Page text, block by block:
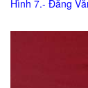
Hình 7.- Đăng